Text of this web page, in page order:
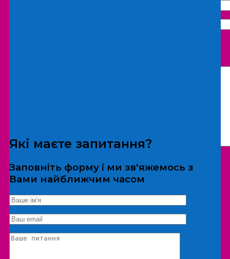
*Дані не передаються третім особам
Екскурсія/локація
Які маєте запитання?
Заповніть форму і ми зв'яжемось з
Вами найближчим часом